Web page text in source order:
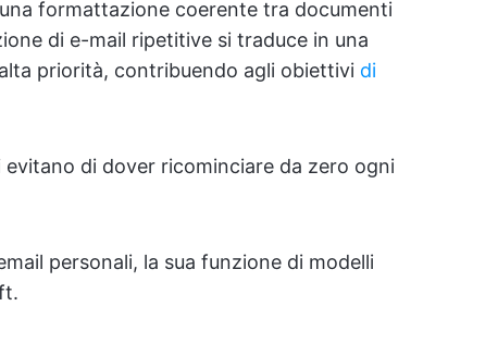
formattazione coerente tra documenti
di e-mail ripetitive si traduce in una
priorità, contribuendo agli obiettivi di
di dover ricominciare da zero ogni
personali, la sua funzione di modelli